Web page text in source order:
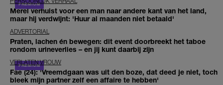
Merel verhuist voor een man naar andere kant van het land,
maar hij verdwijnt: 'Huur al maanden niet betaald'
ADVERTORIAL
Praten, lachen én bewegen: dit event doorbreekt het taboe
rondom urineverlies – en jij kunt daarbij zijn
VERLATEN VROUW
Fae (24): 'Vreemdgaan was uit den boze, dat deed je niet, toch
bleek mijn partner zelf een affaire te hebben'